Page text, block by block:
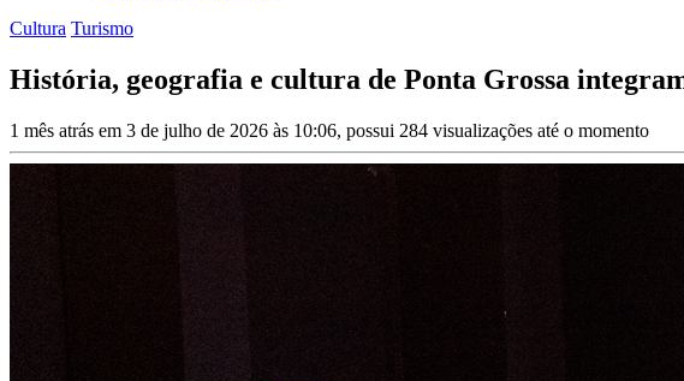
Cultura Turismo
História, geografia e cultura de Ponta Grossa
1 mês atrás em 3 de julho de 2026 às 10:06, possui 284 visualizações até o momento